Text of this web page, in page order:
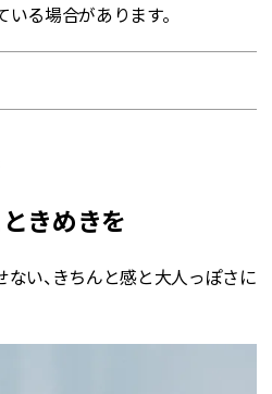
る場合があります。
きめきを
い、きちんと感と大人っぽさに
ばれで失敗しないコ
【一生ものジュエリ